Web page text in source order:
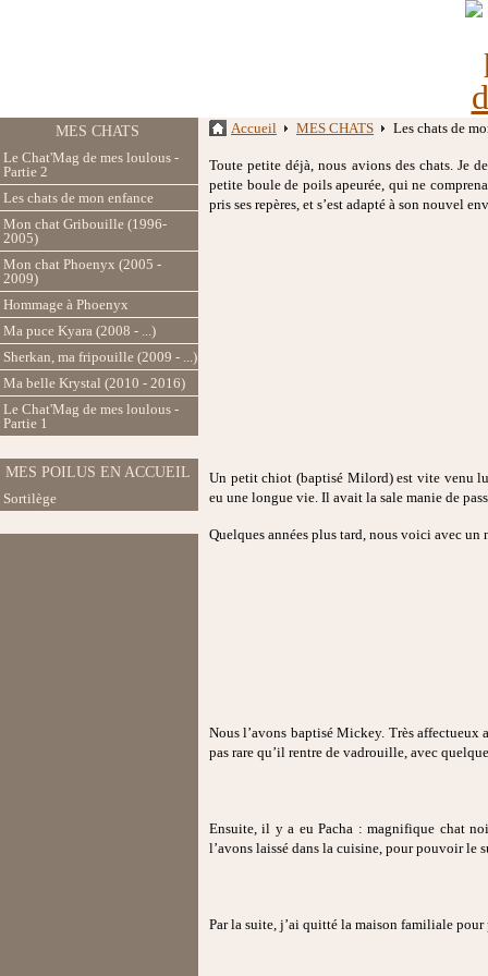
MES CHATS
Le Chat'Mag de mes loulous -
Partie 2
Les chats de mon enfance
Mon chat Gribouille (1996-
2005)
Mon chat Phoenyx (2005 -
2009)
Hommage à Phoenyx
Ma puce Kyara (2008 - ...)
Sherkan, ma fripouille (2009 - ...)
Ma belle Krystal (2010 - 2016)
Le Chat'Mag de mes loulous -
Partie 1
MES POILUS EN ACCUEIL
Sortilège
Accueil MES CHATS Les chats de
Toute petite déjà, nous avions des chats. Je
petite boule de poils apeurée, qui ne
pris ses repères, et s’est adapté à son nouvel
Un petit chiot (baptisé Milord) est vite venu
eu une longue vie. Il avait la sale manie de
Quelques années plus tard, nous voici avec
Nous l’avons baptisé Mickey. Très affectueux
pas rare qu’il rentre de vadrouille, avec
Ensuite, il y a eu Pacha : magnifique chat
l’avons laissé dans la cuisine, pour pouvoir le
Par la suite, j’ai quitté la maison familiale pour